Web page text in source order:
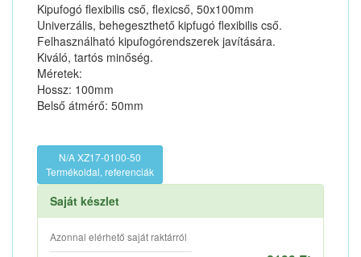
Kipufogó flexibilis cső, flexicső, 50x100mm
Univerzális, behegeszthető kipfugó flexibilis cső.
Felhasználható kipufogórendszerek javítására.
Kiváló, tartós minőség.
Méretek:
Hossz: 100mm
Belső átmérő: 50mm
N/A XZ17-0100-50
Termékoldal, referenciák
Saját készlet
Azonnal elérhető saját raktárról